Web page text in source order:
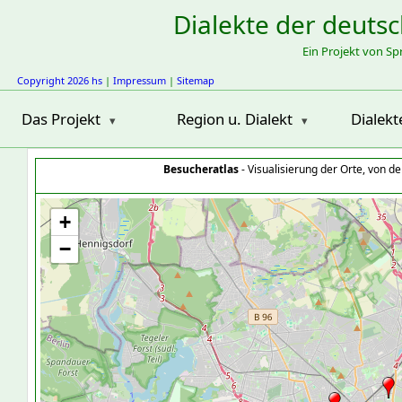
Dialekte der
Ein Projekt von
Copyright 2026 hs | Impressum | Sitemap
Das Projekt Region u. Dialekt
Besucheratlas- Visualisierung der Orte, von
+
−